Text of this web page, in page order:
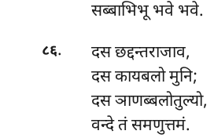
सब्बाभिभू भवे भवे.
८६.
दस छद्दन्तराजाव,
दस कायबलो मुनि;
दस ञाणब्बलोतुल्यो,
वन्दे तं समणुत्तमं.